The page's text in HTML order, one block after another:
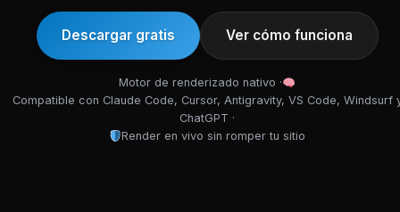
Descargar gratis Ver cómo funciona
Motor de renderizado nativo ·
Compatible con Claude Code, Cursor, Antigravity, VS Code, Windsurf
ChatGPT ·
Render en vivo sin romper tu sitio